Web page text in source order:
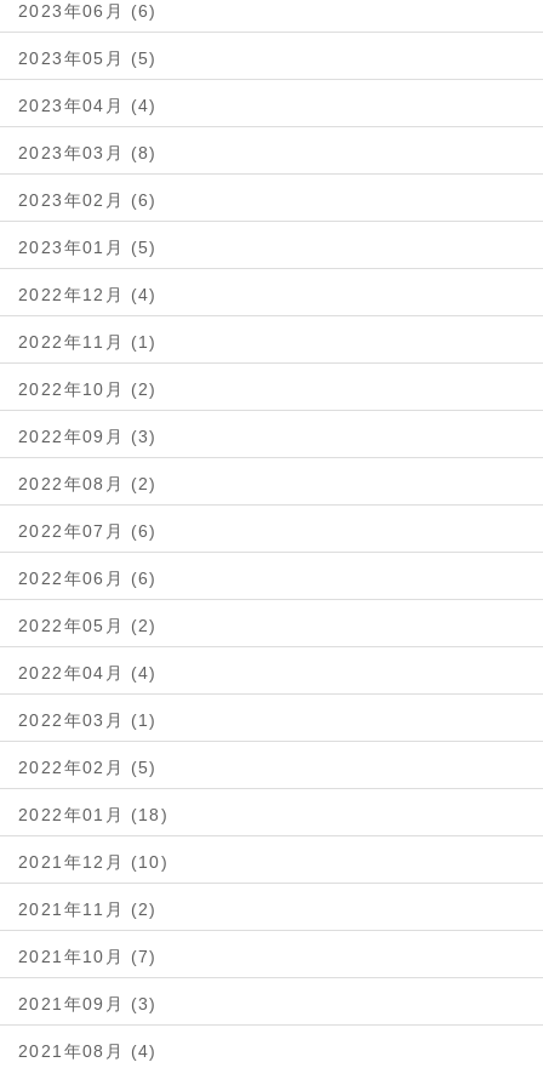
2023年06月 (6)
2023年05月 (5)
2023年04月 (4)
2023年03月 (8)
2023年02月 (6)
2023年01月 (5)
2022年12月 (4)
2022年11月 (1)
2022年10月 (2)
2022年09月 (3)
2022年08月 (2)
2022年07月 (6)
2022年06月 (6)
2022年05月 (2)
2022年04月 (4)
2022年03月 (1)
2022年02月 (5)
2022年01月 (18)
2021年12月 (10)
2021年11月 (2)
2021年10月 (7)
2021年09月 (3)
2021年08月 (4)